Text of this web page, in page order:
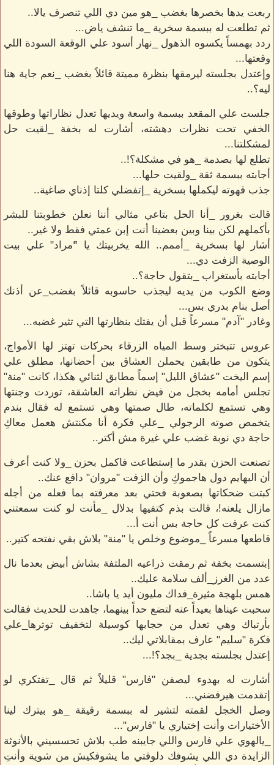
ربعت يدها بخصرها بغضب _هو مين دي اللي تنصرف يالا..
ثم تطلعت له ببسمة سخرية _ما تنشف ياض...
ردد بهمساً يكسوه الذهول _نهار أسود علي الوقعة السودة اللي
وقعتها...
وإعتدل بجلسته ليرمقها بنظرة مميتة قائلاً بغضب _نعم جاية هنا
ليه؟..
جلست علي المقعد ببسمة واسعة ويديها تعدل نظاراتها وطوقها
الخفي تحت نظرات دهشته، أشارت له بخفة _لقيت حل
لمشكلتنا...
تطلع لها بصدمة _هو في مشكلة؟!..
أجابته ببسمة ثقة _ولقيت حلها...
جذب قهوته ليكملها بسخرية _إتفضلي كلتا إذناي صاغية..
قالت بغرور _أنا الحل بتاعي مثالي أننا نعلن خطوبتنا للبشر
بأكملهم لكن بينا وبين بعضينا أنت إبن عمتي فقط ولا غير..
أشار لها بسخرية _أممم.. الله يخربيتك يا "َمراد" علي بيت
الوصية الزفت دي...
أجابته بأستغراب _بتقول حاجة؟..
وضع الكوب من يديه ليجذب حاسوبه قائلاً بغضب_عن أذنك
أصل بنام بدري بس...
وغادر "آدم" مسرعاً قبل أن يفتك بنظارتها التي تثير غضبه...
عروس تتبختر وسط المياه الزرقاء بحركات تهتز لها الأمواج،
يتكون من طابقين يحملن العشاق بين أحضانها، مطلق علي
إسم اليخت "عشاق الليل" إسماً مطابق لثنائي هكذا، كانت "منة"
تجلس أمامه بخجل من فيض نظراته العاشقة، توردت وجنتها
وهي تستمع لكلماته، طال صمتها وهي تستمع له فقال بندم
يتخمص صوته الرجولي _علي فكرة أنا مكنتش هعمل معاكِ
حاجة دي نوبة غضب علي غيرة مش أكتر..
تصنعت الحزن بقدر ما إستطاعت فاكمل بحزن _ولا كنت أعرف
أن البهايم دول هاجموكِ وأن الزفت "مروان" دافع عنك..
كبتت ضحكاتها بصعوبة فحتي بعد معرفته بما فعله من أجله
مازال يلعنه!، قالت بذم كتفيها بدلال _مأنت لو كنت سمعتني
كنت عرفت كل حاجة بس أنت أ...
قاطعها مسرعاً _موضوع وخلص يا "منة" بلاش بقي نفتحه كتير..
إبتسمت بخفة ثم رمقت ذراعيه الملتفة بشاش أبيض بعدما نال
عدد من الغرز_ألف سلامة عليك..
همس بلهجة مثيرة_فداك مليون أيد يا باشا..
سحبت عيناها بعيداً عنه لتضع حداً بينهما، جاهدت للحديث فقالت
بأرتباك وهي تعدل من حجابها كوسيلة لتخفيف توترها_علي
فكرة "سليم" عارف بمقابلاتي ليك..
إعتدل بجلسته بجدية _بجد؟!...
أشارت له بهدوء ليصفن "فارس" قليلاً ثم قال _تفتكري لو
إتقدمت هيرفضني...
وصل الخجل لقمته لتشير له ببسمة رقيقة _هو بيترك لينا
الأختيارات وأنت إختياري يا "فارس"...
_يالهوي علي فارس واللي جايبنه طب بلاش تحسسيني بالأنوثة
الزايدة دي اللي يشوفك دلوقتي ما يشوفكيش من شوية وأنتِ